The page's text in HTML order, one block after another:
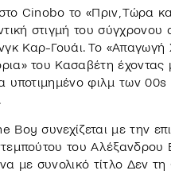
Cinobo το «Πριν, Τώρα
στιγμή του σύγχρονου
Καρ-Γουάι. Το «Απαγωγή
του Κασαβέτη έχοντας
υποτιμημένο φιλμ των 00s
συνεχίζεται με την
του
με συνολικό τίτλο Δεν τη